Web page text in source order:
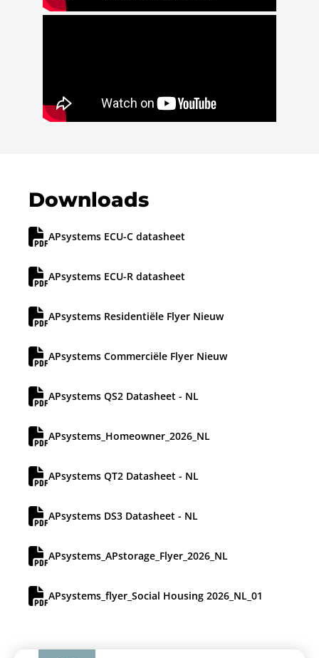
Downloads
APsystems ECU-C datasheet
APsystems ECU-R datasheet
APsystems Residentiële Flyer Nieuw
APsystems Commerciële Flyer Nieuw
APsystems QS2 Datasheet - NL
APsystems_Homeowner_2026_NL
APsystems QT2 Datasheet - NL
APsystems DS3 Datasheet - NL
APsystems_APstorage_Flyer_2026_NL
APsystems_flyer_Social Housing 2026_NL_01